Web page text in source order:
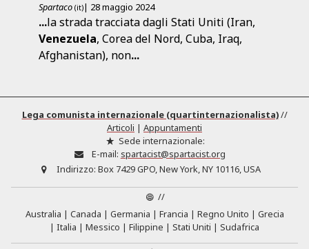
Spartaco (it)| 28 maggio 2024
...la strada tracciata dagli Stati Uniti (Iran,
Venezuela, Corea del Nord, Cuba, Iraq,
Afghanistan), non...
Lega comunista internazionale (quartinternazionalista)//
Articoli | Appuntamenti
Sede internazionale:
E-mail: spartacist@spartacist.org
Indirizzo: Box 7429 GPO, New York, NY 10116, USA
//
Australia
Canada Germania Francia Regno Unito
Grecia
Italia
Messico Filippine Stati Uniti
Sudafrica